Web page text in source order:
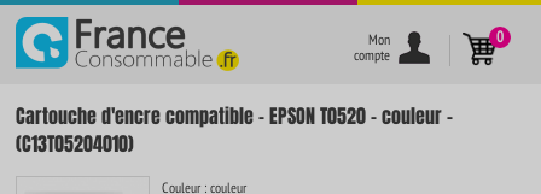
}
Mon
compte
0
Cartouche d'encre compatible - EPSON T0520 - couleur -
(C13T05204010)
Couleur : couleur